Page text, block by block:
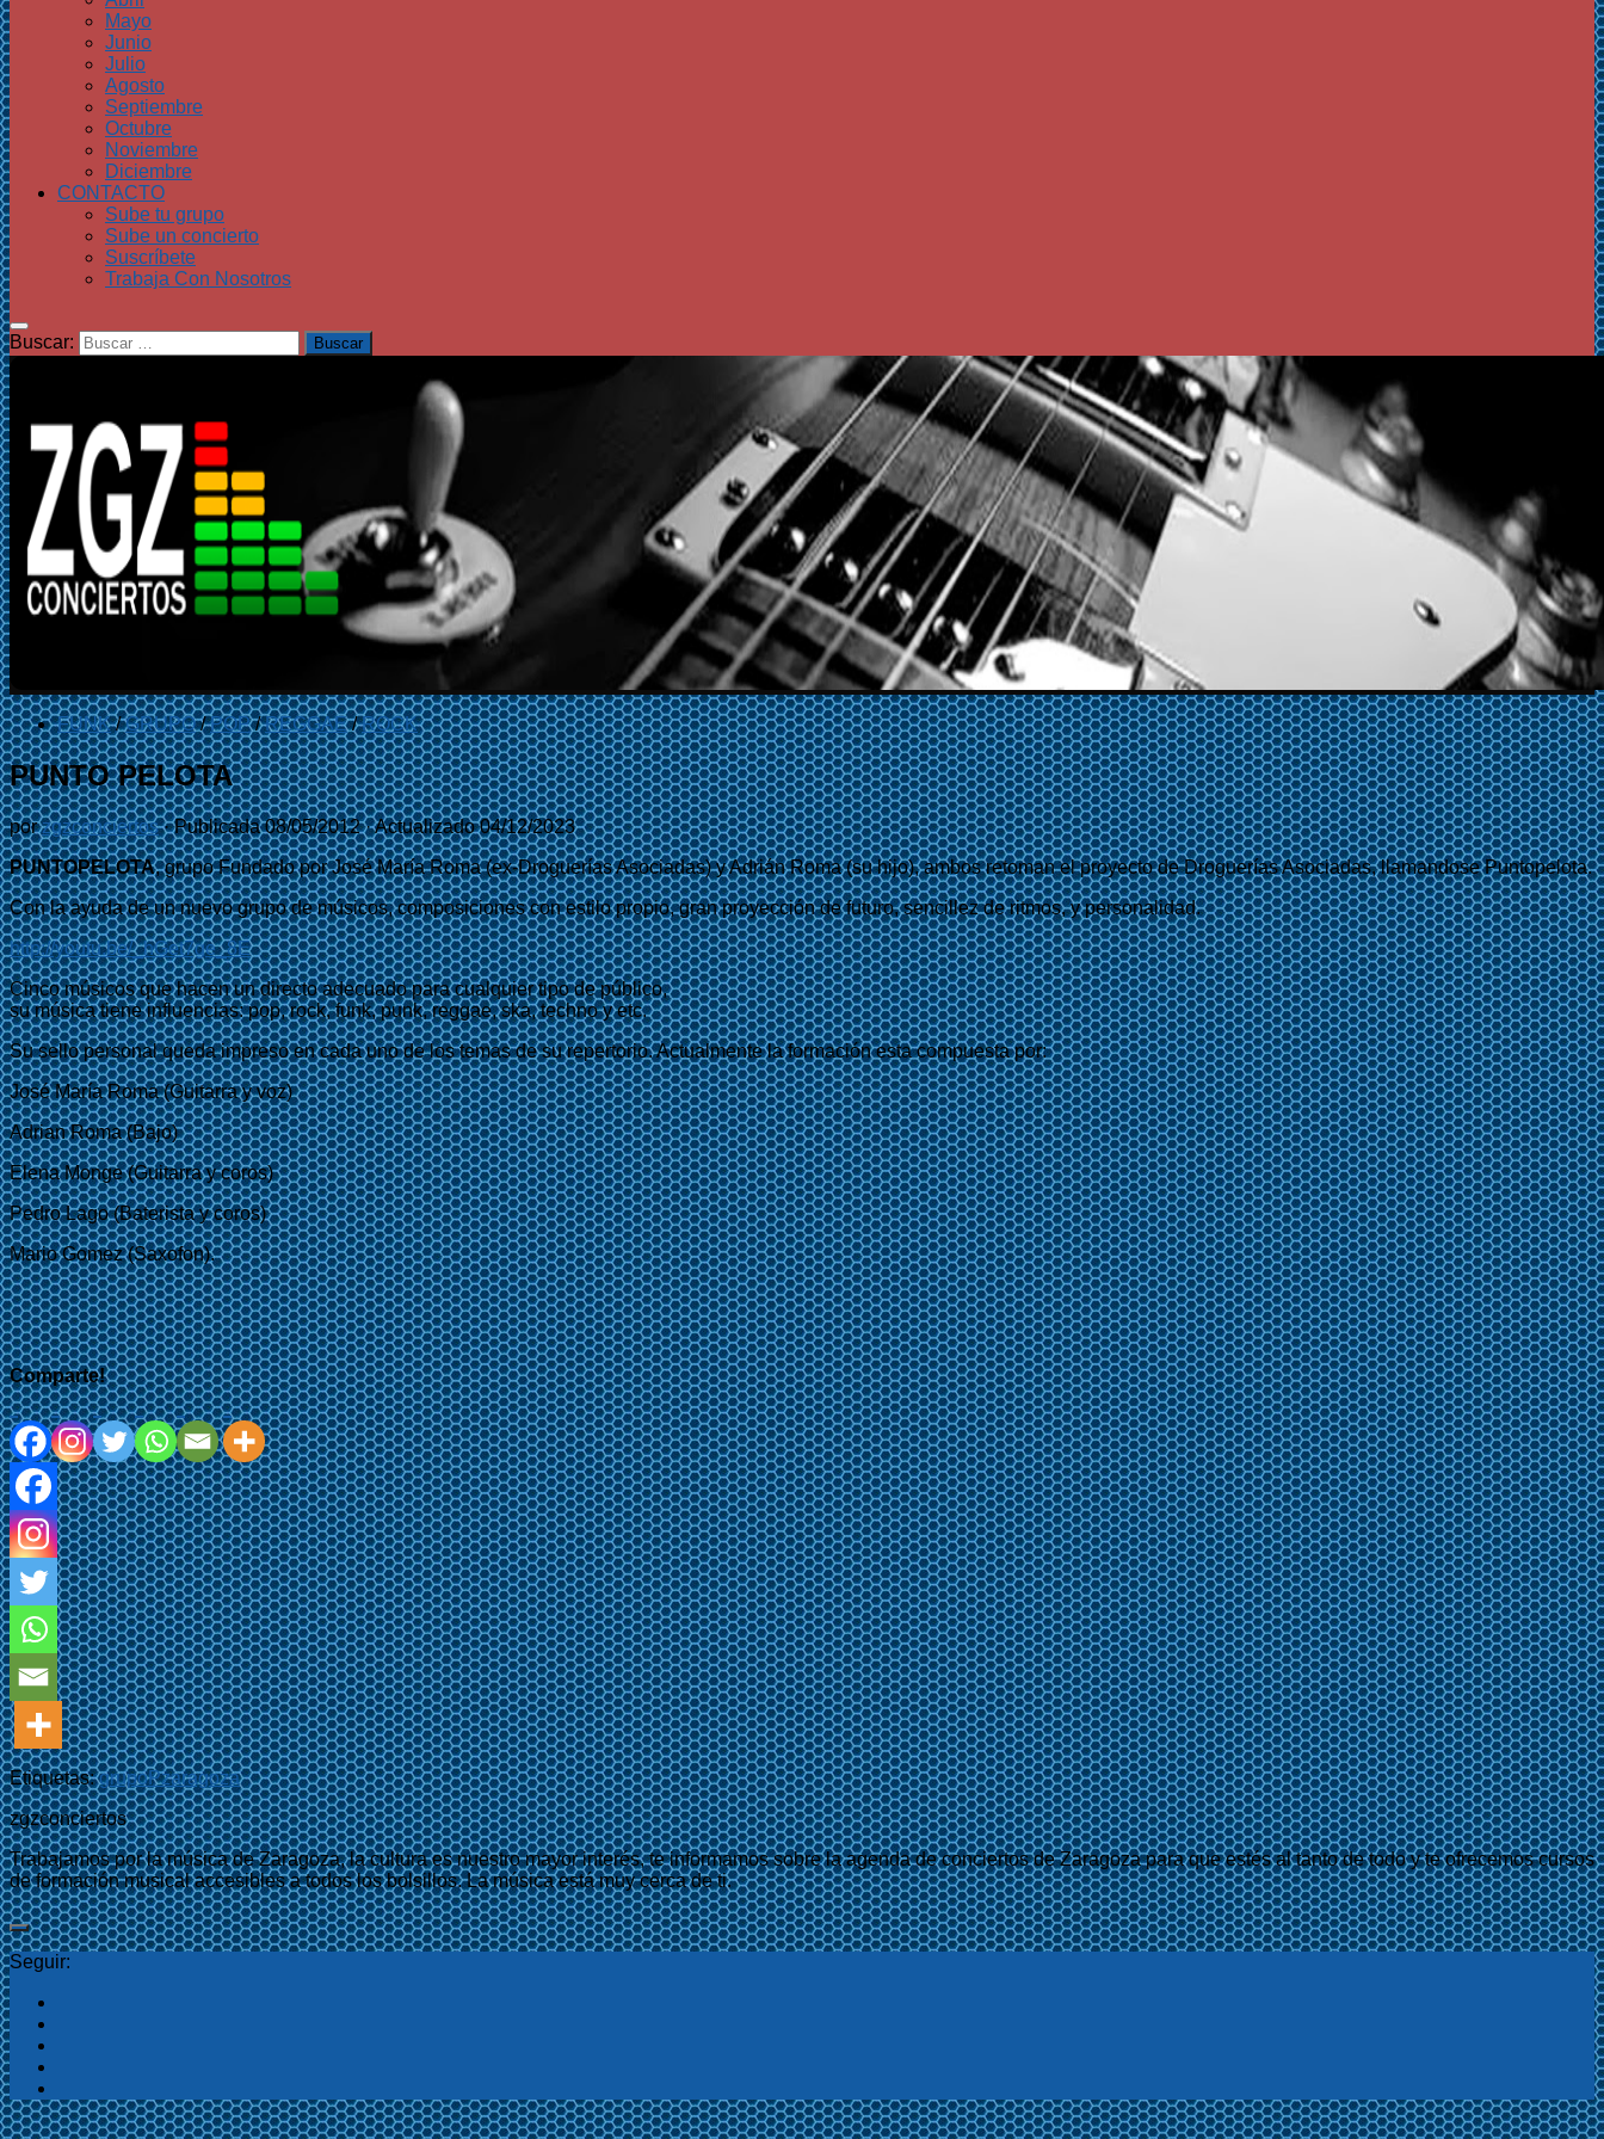
Mayo
Junio
Julio
Agosto
Septiembre
Octubre
Noviembre
Diciembre
CONTACTO
Sube tu grupo
Sube un concierto
Suscríbete
Trabaja Con Nosotros
Buscar:
FUNK / GRUPO / POP / REGGAE / ROCK
PUNTO PELOTA
porzgzconciertos · Publicada08/05/2012· Actualizado04/12/2023
PUNTOPELOTA, grupo Fundado por José María Roma (ex-Droguerías Asociadas) y Adrián Roma (su hijo), ambos retoman el proyecto de Droguerías Asociadas, llamandose Puntopelota.
Con la ayuda de un nuevo grupo de músicos, composiciones con estilo propio, gran proyección de futuro, sencillez de ritmos, y personalidad.
http://youtu.be/_hGet7ge_8E
Cinco músicos que hacen un directo adecuado para cualquier tipo de público,
su música tiene influencias: pop, rock, funk, punk, reggae, ska, techno y etc.
Su sello personal queda impreso en cada uno de los temas de su repertorio. Actualmente la formación esta compuesta por:
José María Roma (Guitarra y voz)
Adrian Roma (Bajo)
Elena Monge (Guitarra y coros)
Pedro Lago (Baterista y coros)
Mario Gomez (Saxofon).
Comparte!
Etiquetas:grupoPzaragoza
zgzconciertos
Trabajamos por la música de Zaragoza, la cultura es nuestro mayor interés, te informamos sobre la agenda de conciertos de Zaragoza para que estés al tanto de todo y te ofrecemos cursos
de formación musical accesibles a todos los bolsillos. La música está muy cerca de ti.
Seguir: